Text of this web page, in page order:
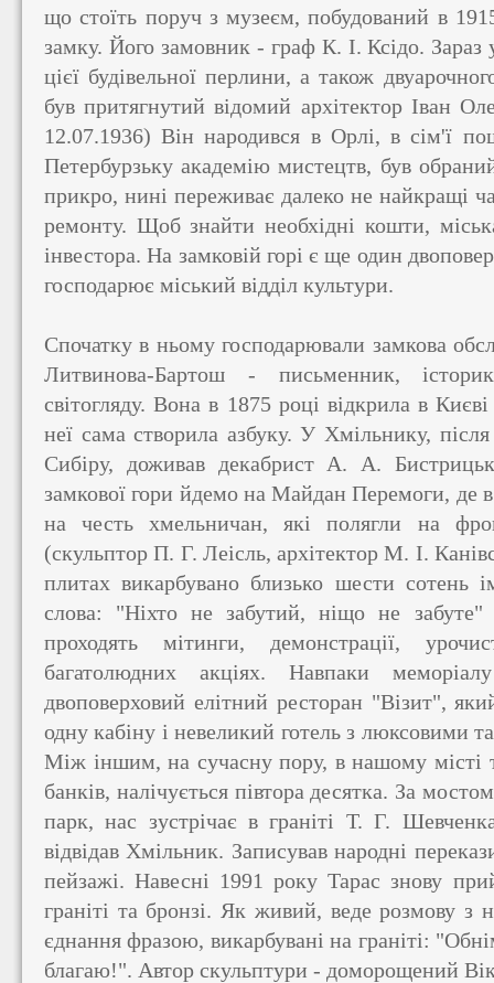
що стоїть поруч з музеєм, побудований в
замку. Його замовник - граф К. І. Ксідо.
цієї будівельної перлини, а також
був притягнутий відомий архітектор Іван
12.07.1936) Він народився в Орлі, в сім'ї
Петербурзьку академію мистецтв, був
прикро, нині переживає далеко не найкращі
ремонту. Щоб знайти необхідні кошти,
інвестора. На замковій горі є ще один
господарює міський відділ культури.
Спочатку в ньому господарювали замкова
Литвинова-Бартош - письменник,
світогляду. Вона в 1875 році відкрила в
неї сама створила азбуку. У Хмільнику, після
Сибіру, ​​доживав декабрист А. А.
замкової гори йдемо на Майдан Перемоги, де
на честь хмельничан, які полягли на
(скульптор П. Г. Леісль, архітектор М. І.
плитах викарбувано близько шести сотень
слова: "Ніхто не забутий, ніщо не
проходять мітинги, демонстрації,
багатолюдних акціях. Навпаки
двоповерховий елітний ресторан "Візит",
одну кабіну і невеликий готель з люксовими
Між іншим, на сучасну пору, в нашому місті
банків, налічується півтора десятка. За
парк, нас зустрічає в граніті Т. Г.
відвідав Хмільник. Записував народні
пейзажі. Навесні 1991 року Тарас знову
граніті та бронзі. Як живий, веде розмову з
єднання фразою, викарбувані на граніті:
благаю!". Автор скульптури - доморощений